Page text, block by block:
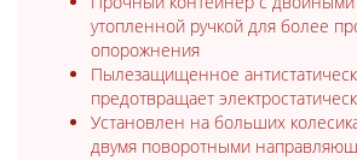
утопленной ручкой для более
опорожнения
Пылезащищенное
предотвращает
Установлен на больших
двумя поворотными